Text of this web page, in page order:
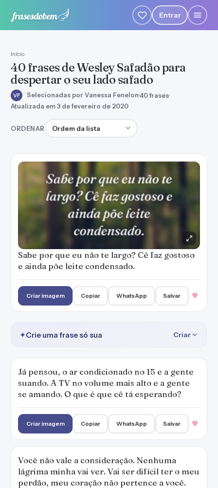
Entrar
Início
40 frases de Wesley Safadão para
despertar o seu lado safado
VF Selecionadas por Vanessa Fenelon·40 frases·
Atualizada em 3 de fevereiro de 2020
ORDENAR Ordenar frases
Sabe por que eu não te largo? Cê faz gostoso
e ainda põe leite condensado.
Criar imagem Copiar WhatsApp Salvar
✦Crie uma frase só sua Criar
Já pensou, o ar condicionado no 15 e a gente
suando. A TV no volume mais alto e a gente
se amando. O que é que cê tá esperando?
Criar imagem Copiar WhatsApp Salvar
Você não vale a consideração. Nenhuma
lágrima minha vai ver. Vai ser difícil ter o meu
perdão, meu coração não pertence a você.